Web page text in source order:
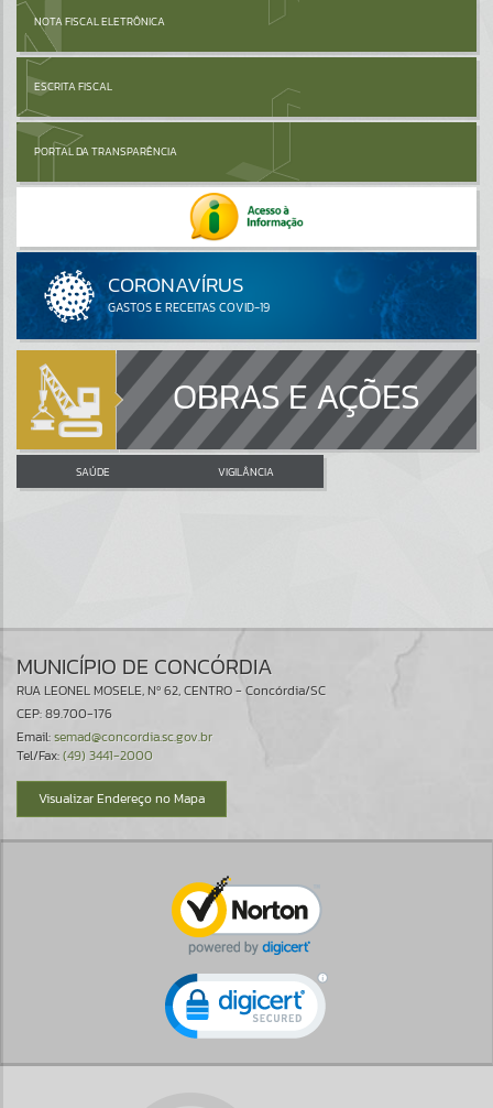
NOTA FISCAL ELETRÔNICA
ESCRITA FISCAL
PORTAL DA TRANSPARÊNCIA
OBRAS E AÇÕES
SAÚDE VIGILÂNCIA
MUNICÍPIO DE CONCÓRDIA
RUA LEONEL MOSELE, Nº 62, CENTRO - Concórdia/SC
CEP: 89.700-176
Email:semad@concordia.sc.gov.br
Tel/Fax:(49) 3441-2000
Visualizar Endereço no Mapa